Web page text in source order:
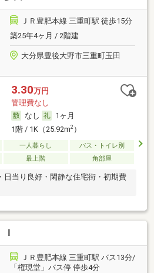
ＪＲ豊肥本線 三重町駅 徒歩15分
築25年4ヶ月 / 2階建
大分県豊後大野市三重町玉田
3.30万円
管理費なし
なし
1ヶ月
1階 / 1K（25.92m2）
一人暮らし
バス・トイレ別
最上階 角部屋
日当り良好・閑静な住宅街・初期費
ＪＲ豊肥本線 三重町駅 バス13分/
「権現堂」バス停 停歩4分